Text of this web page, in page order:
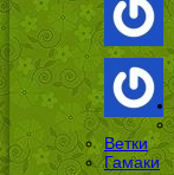
Ветки
Гамаки